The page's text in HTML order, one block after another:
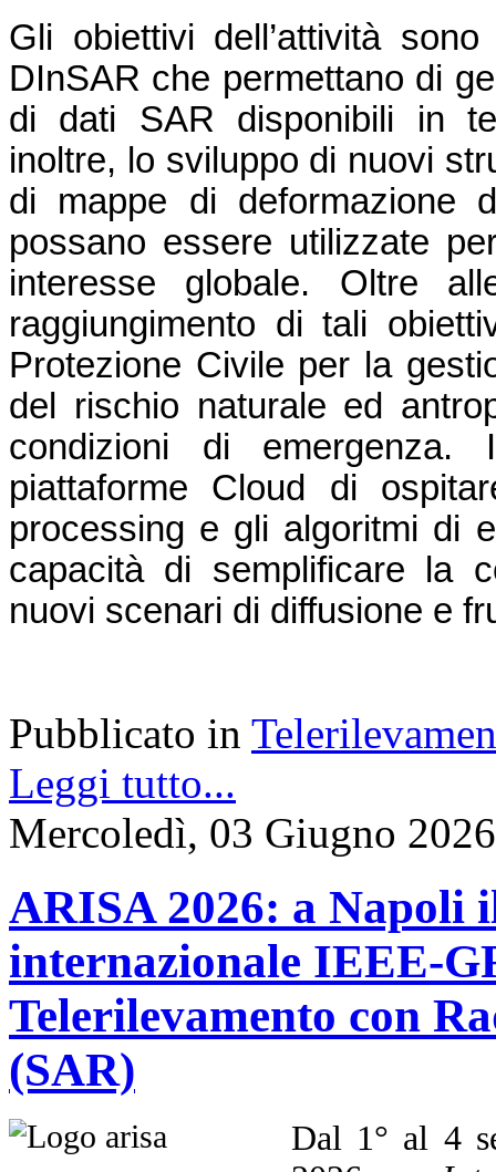
Gli obiettivi dell’attività
DInSAR che permettano di
di dati SAR disponibili in
inoltre, lo sviluppo di nuovi
di mappe di deformazione
possano essere utilizzate
interesse globale. Oltre
raggiungimento di tali
Protezione Civile per la
del rischio naturale ed
condizioni di emergenza.
piattaforme Cloud di
processing e gli algoritmi di
capacità di semplificare la
nuovi scenari di diffusione e
Pubblicato in
Leggi tutto...
Mercoledì, 03 Giugno
ARISA 2026: a Napoli
internazionale IEEE-
Telerilevamento con
(SAR)
Dal 1° al 4